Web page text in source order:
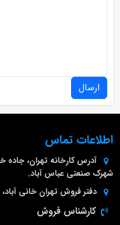
ارسال
اطلاعات تماس
آدرس کارخانه تهران، جاده
شهرک صنعتی عباس آباد.
دفتر فروش تهران خانی
کارشناس فروش